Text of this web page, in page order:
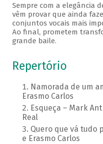
Sempre com a elegância
vêm provar que ainda
conjuntos vocais mais
Ao final, prometem
grande baile.
Repertório
Namorada de um
Erasmo Carlos
Esqueça – Mark
Real
Quero que vá tudo
e Erasmo Carlos